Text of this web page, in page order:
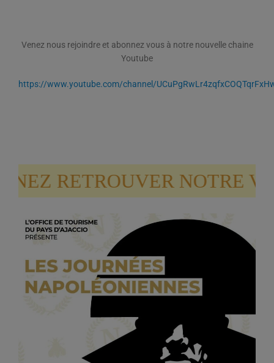
Venez nous rejoindre et abonnez vous à notre nouvelle chaine
Youtube
https://www.youtube.com/channel/
RETROUVER NOTRE